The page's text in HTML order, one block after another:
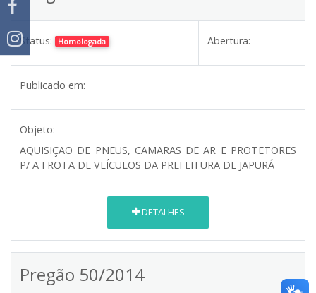
Status: Homologada Abertura:
Publicado em:
Objeto:
AQUISIÇÃO DE PNEUS, CAMARAS DE AR E PROTETORES
P/ A FROTA DE VEÍCULOS DA PREFEITURA DE JAPURÁ
DETALHES
Pregão 50/2014